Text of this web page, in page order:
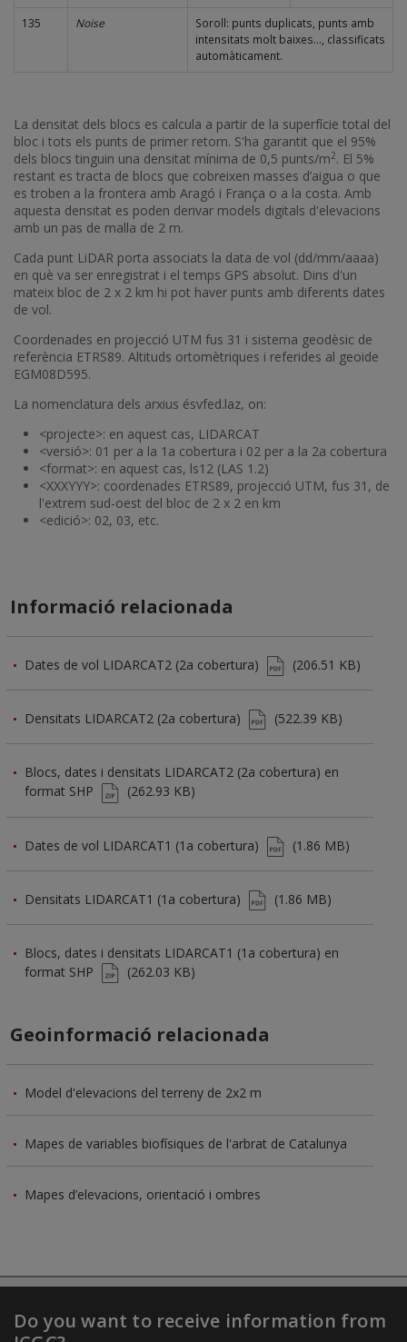
135 Noise
Soroll: punts duplicats, punts amb
intensitats molt baixes..., classificats
automàticament.
La densitat dels blocs es calcula a partir de la superfície total del
bloc i tots els punts de primer retorn. S'ha garantit que el 95%
dels blocs tinguin una densitat mínima de 0,5 punts/m2. El 5%
restant es tracta de blocs que cobreixen masses d’aigua o que
es troben a la frontera amb Aragó i França o a la costa. Amb
aquesta densitat es poden derivar models digitals d'elevacions
amb un pas de malla de 2 m.
Cada punt LiDAR porta associats la data de vol (dd/mm/aaaa)
en què va ser enregistrat i el temps GPS absolut. Dins d'un
mateix bloc de 2 x 2 km hi pot haver punts amb diferents dates
de vol.
Coordenades en projecció UTM fus 31 i sistema geodèsic de
referència ETRS89. Altituds ortomètriques i referides al geoide
EGM08D595.
La nomenclatura dels arxius ésvfed.laz, on:
<projecte>: en aquest cas, LIDARCAT
<versió>: 01 per a la 1a cobertura i 02 per a la 2a cobertura
<format>: en aquest cas, ls12 (LAS 1.2)
<XXXYYY>: coordenades ETRS89, projecció UTM, fus 31, de
l'extrem sud-oest del bloc de 2 x 2 en km
<edició>: 02, 03, etc.
Informació relacionada
Dates de vol LIDARCAT2 (2a cobertura) (206.51 KB)
Densitats LIDARCAT2 (2a cobertura) (522.39 KB)
Blocs, dates i densitats LIDARCAT2 (2a cobertura) en
format SHP
(262.93 KB)
Dates de vol LIDARCAT1 (1a cobertura) (1.86 MB)
Densitats LIDARCAT1 (1a cobertura) (1.86 MB)
Blocs, dates i densitats LIDARCAT1 (1a cobertura) en
format SHP
(262.03 KB)
Geoinformació relacionada
Model d'elevacions del terreny de 2x2 m
Mapes de variables biofísiques de l'arbrat de Catalunya
Mapes d’elevacions, orientació i ombres
Do you want to receive information from